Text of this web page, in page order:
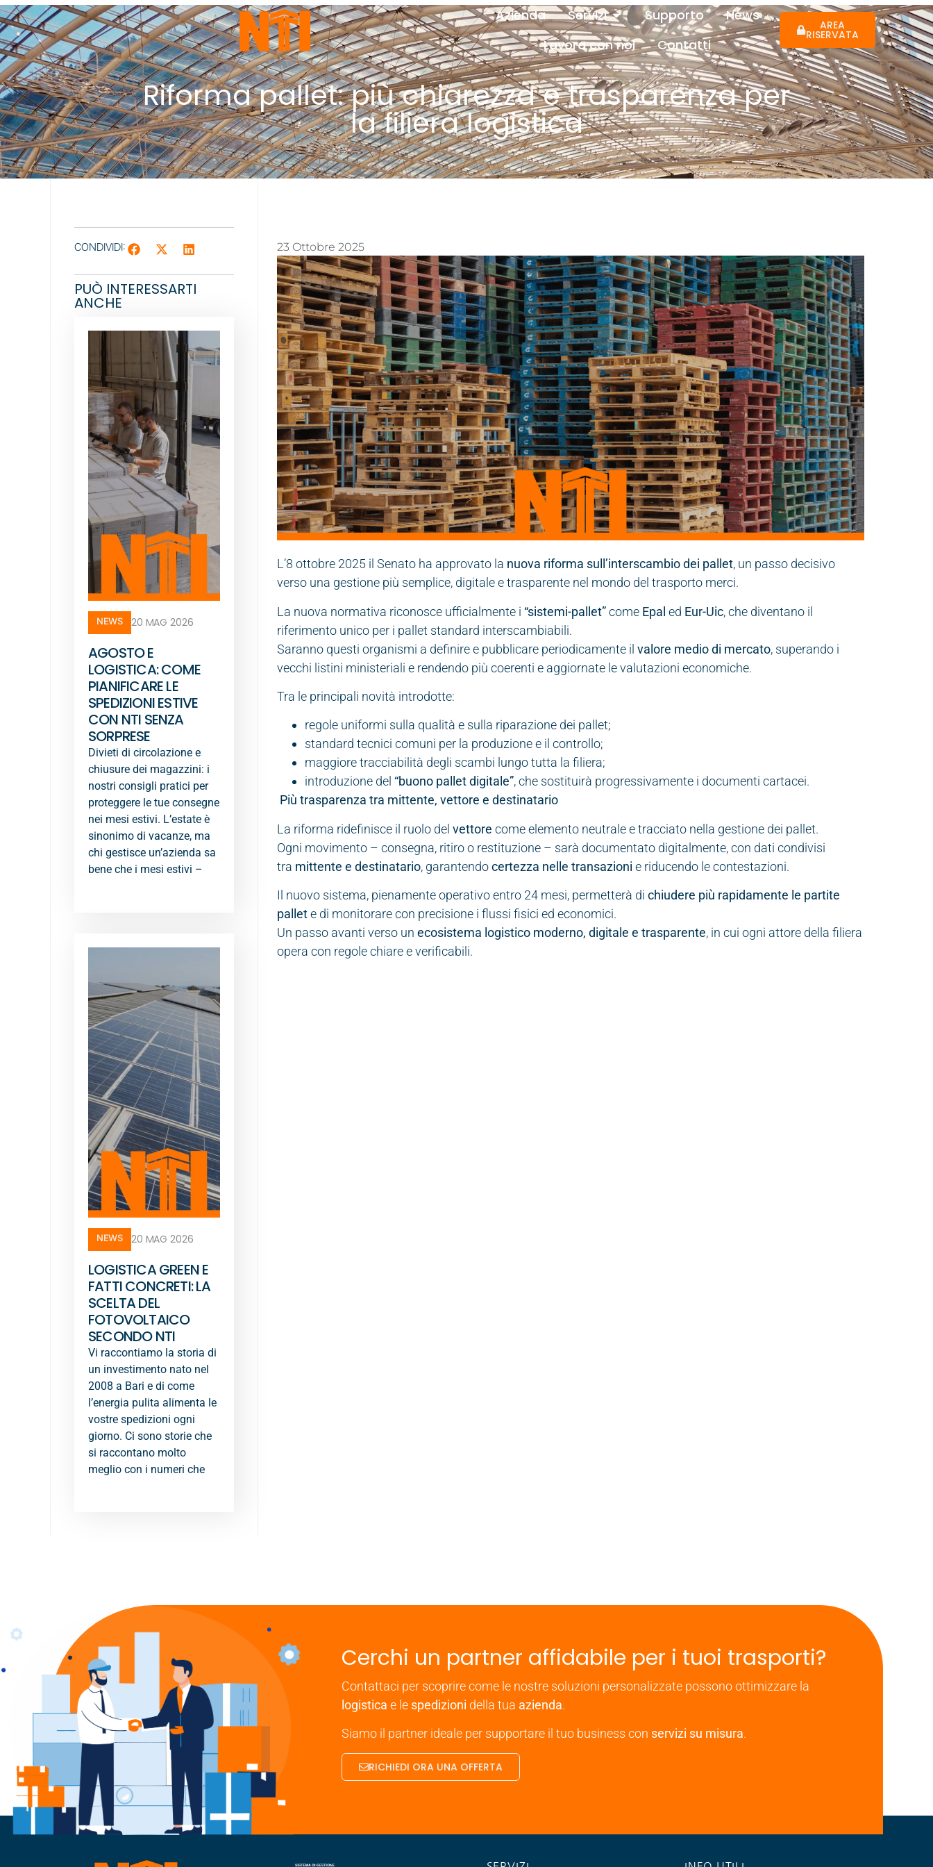
Azienda Servizi Supporto
News
Lavora con noi
Contatti
AREA
RISERVATA
Riforma pallet: più chiarezza e trasparenza per
la filiera logistica
CONDIVIDI:
PUÒ INTERESSARTI
ANCHE
NEWS 20 MAG 2026
AGOSTO E
LOGISTICA: COME
PIANIFICARE LE
SPEDIZIONI ESTIVE
CON NTI SENZA
SORPRESE
Divieti di circolazione e
chiusure dei magazzini: i
nostri consigli pratici per
proteggere le tue consegne
nei mesi estivi. L’estate è
sinonimo di vacanze, ma
chi gestisce un’azienda sa
bene che i mesi estivi –
NEWS 20 MAG 2026
LOGISTICA GREEN E
FATTI CONCRETI: LA
SCELTA DEL
FOTOVOLTAICO
SECONDO NTI
Vi raccontiamo la storia di
un investimento nato nel
2008 a Bari e di come
l’energia pulita alimenta le
vostre spedizioni ogni
giorno. Ci sono storie che
si raccontano molto
meglio con i numeri che
23 Ottobre 2025
L’8 ottobre 2025 il Senato ha approvato la nuova riforma sull’interscambio dei pallet, un passo decisivo
verso una gestione più semplice, digitale e trasparente nel mondo del trasporto merci.
La nuova normativa riconosce ufficialmente i “sistemi-pallet”come Epal ed Eur-Uic, che diventano il
riferimento unico per i pallet standard interscambiabili.
Saranno questi organismi a definire e pubblicare periodicamente il valore medio di mercato, superando i
vecchi listini ministeriali e rendendo più coerenti e aggiornate le valutazioni economiche.
Tra le principali novità introdotte:
regole uniformi sulla qualità e sulla riparazione dei pallet;
standard tecnici comuni per la produzione e il controllo;
maggiore tracciabilità degli scambi lungo tutta la filiera;
introduzione del “buono pallet digitale”, che sostituirà progressivamente i documenti cartacei.
Più trasparenza tra mittente, vettore e destinatario
La riforma ridefinisce il ruolo del vettore come elemento neutrale e tracciato nella gestione dei pallet.
Ogni movimento – consegna, ritiro o restituzione – sarà documentato digitalmente, con dati condivisi
tra mittente e destinatario, garantendocertezza nelle transazioni e riducendo le contestazioni.
Il nuovo sistema, pienamente operativo entro 24 mesi, permetterà di chiudere più rapidamente le partite
pallete di monitorare con precisione i flussi fisici ed economici.
Un passo avanti verso un ecosistema logistico moderno, digitale e trasparente, in cui ogni attore della filiera
opera con regole chiare e verificabili.
Cerchi un partner affidabile per i tuoi trasporti?
Contattaci per scoprire come le nostre soluzioni personalizzate possono ottimizzare la
logistica e le spedizioni della tua azienda.
Siamo il partner ideale per supportare il tuo business con servizi su misura.
RICHIEDI ORA UNA OFFERTA